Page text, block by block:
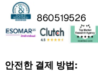
860519526
안전한 결제 방법: